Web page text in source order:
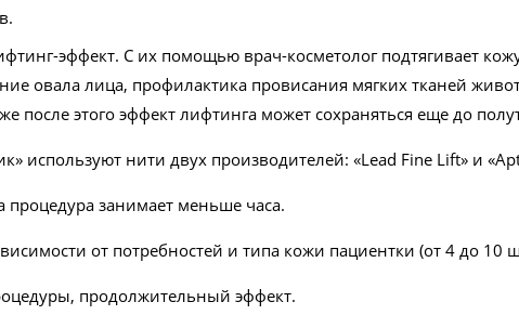
эффект. С их помощью врач-косметолог подтягивает
овала лица, профилактика провисания мягких тканей
после этого эффект лифтинга может сохраняться еще до
используют нити двух производителей: «Lead Fine Lift» и
процедура занимает меньше часа.
от потребностей и типа кожи пациентки (от 4 до 10
продолжительный эффект.